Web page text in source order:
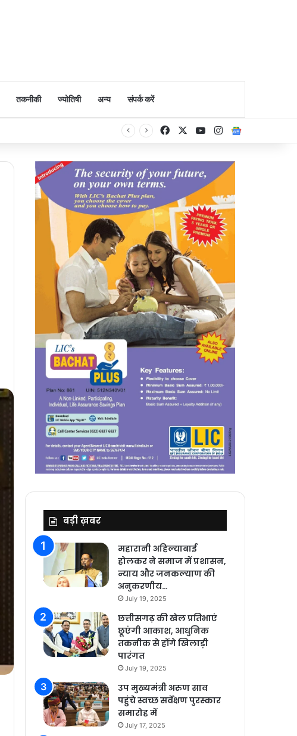
तकनीकी ज्योतिषी अन्य संपर्क करें
FacebookYouTubeInstagram
बड़ी ख़बर
महारानी अहिल्याबाई
होलकर ने समाज में प्रशासन,
न्याय और जनकल्याण की
अनुकरणीय…
July 19, 2025
छत्तीसगढ़ की खेल प्रतिभाएं
छूएंगी आकाश, आधुनिक
तकनीक से होंगे खिलाड़ी
पारंगत
July 19, 2025
उप मुख्यमंत्री अरुण साव
पहुंचे स्वच्छ सर्वेक्षण पुरस्कार
समारोह में
July 17, 2025